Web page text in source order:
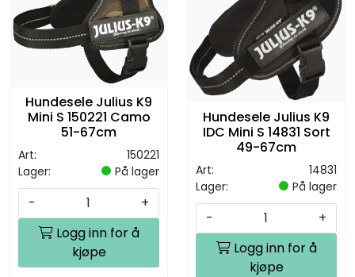
Hundesele Julius K9
Mini S 150221 Camo
51-67cm
Art:
150221
Lager:
På lager
-
+
Logg inn for å
kjøpe
Hundesele Julius K9
IDC Mini S 14831 Sort
49-67cm
Art:
14831
Lager:
På lager
-
+
Logg inn for å
kjøpe